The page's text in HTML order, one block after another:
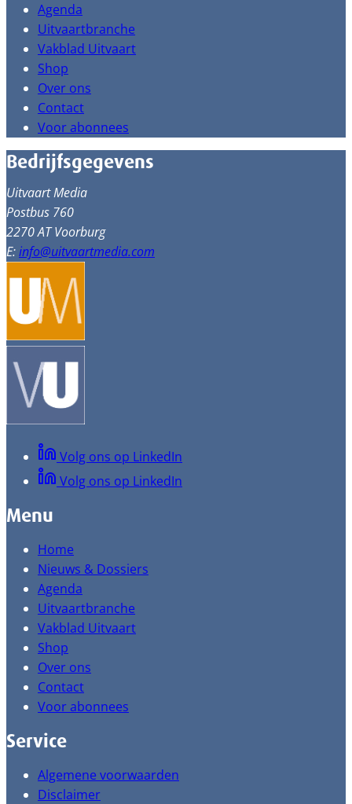
Agenda
Uitvaartbranche
Vakblad Uitvaart
Shop
Over ons
Contact
Voor abonnees
Bedrijfsgegevens
Uitvaart Media
Postbus 760
2270 AT Voorburg
E:info@uitvaartmedia.com
Volg ons op LinkedIn
Volg ons op LinkedIn
Menu
Home
Nieuws & Dossiers
Agenda
Uitvaartbranche
Vakblad Uitvaart
Shop
Over ons
Contact
Voor abonnees
Service
Algemene voorwaarden
Disclaimer